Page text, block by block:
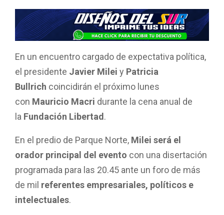
a
ce
b
o
o
k
h
at
s
A
p
p
wi
tt
er
m
ail
o
m
p
ar
tir
En un encuentro cargado de expectativa política,
el presidente Javier Milei y Patricia
Bullrich coincidirán el próximo lunes
con Mauricio Macri durante la cena anual de
la Fundación Libertad.
En el predio de Parque Norte, Milei será el
orador principal del evento con una disertación
programada para las 20.45 ante un foro de más
de mil referentes empresariales, políticos e
intelectuales.